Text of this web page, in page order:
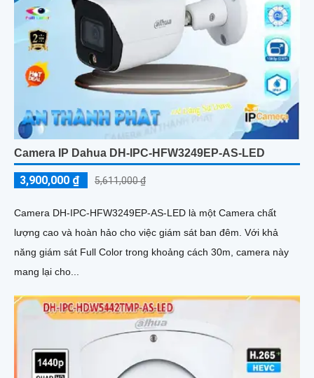
Camera IP Dahua DH-IPC-HFW3249EP-AS-LED
3,900,000 ₫ 5,611,000 ₫
Camera DH-IPC-HFW3249EP-AS-LED là một Camera chất
lượng cao và hoàn hảo cho việc giám sát ban đêm. Với khả
năng giám sát Full Color trong khoảng cách 30m, camera này
mang lại cho...